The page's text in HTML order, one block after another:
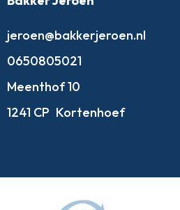
jeroen@bakkerjeroen.nl
0650805021
Meenthof 10
1241 CP Kortenhoef